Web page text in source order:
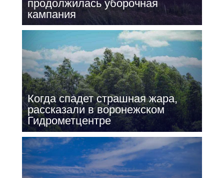
продолжилась уборочная
кампания
Когда спадет страшная жара,
рассказали в воронежском
Гидрометцентре